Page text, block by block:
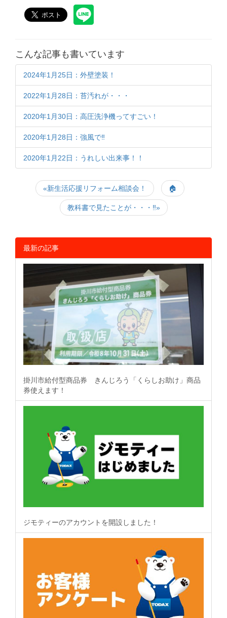
こんな記事も書いています
2024年1月25日：外壁塗装！
2022年1月28日：苔汚れが・・・
2020年1月30日：高圧洗浄機ってすごい！
2020年1月28日：強風で‼
2020年1月22日：うれしい出来事！！
«新生活応援リフォーム相談会！ 🏠
教科書で見たことが・・・‼»
最新の記事
掛川市給付型商品券 きんじろう「くらしお助け」商品
券使えます！
ジモティーのアカウントを開設しました！